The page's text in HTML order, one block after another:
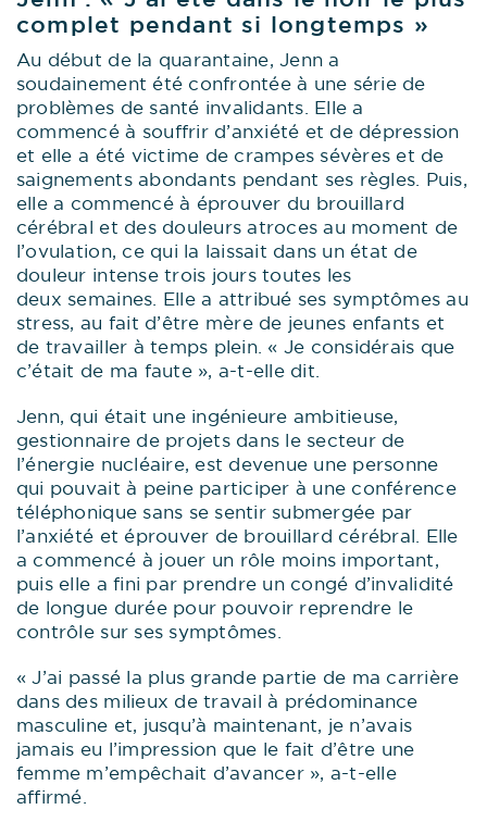
complet pendant si longtemps »
Au début de la quarantaine, Jenn a
soudainement été confrontée à une série de
problèmes de santé invalidants. Elle a
commencé à souffrir d’anxiété et de dépression
et elle a été victime de crampes sévères et de
saignements abondants pendant ses règles. Puis,
elle a commencé à éprouver du brouillard
cérébral et des douleurs atroces au moment de
l’ovulation, ce qui la laissait dans un état de
douleur intense trois jours toutes les
deux semaines. Elle a attribué ses symptômes au
stress, au fait d’être mère de jeunes enfants et
de travailler à temps plein. « Je considérais que
c’était de ma faute », a-t-elle dit.
Jenn, qui était une ingénieure ambitieuse,
gestionnaire de projets dans le secteur de
l’énergie nucléaire, est devenue une personne
qui pouvait à peine participer à une conférence
téléphonique sans se sentir submergée par
l’anxiété et éprouver de brouillard cérébral. Elle
a commencé à jouer un rôle moins important,
puis elle a fini par prendre un congé d’invalidité
de longue durée pour pouvoir reprendre le
contrôle sur ses symptômes.
« J’ai passé la plus grande partie de ma carrière
dans des milieux de travail à prédominance
masculine et, jusqu’à maintenant, je n’avais
jamais eu l’impression que le fait d’être une
femme m’empêchait d’avancer », a-t-elle
affirmé.